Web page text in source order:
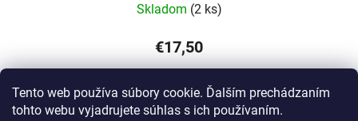
Tento web používa súbory cookie. Ďalším prechádzaním
tohto webu vyjadrujete súhlas s ich používaním.
Skladom (2 ks)
€17,50
DO KOŠÍKA